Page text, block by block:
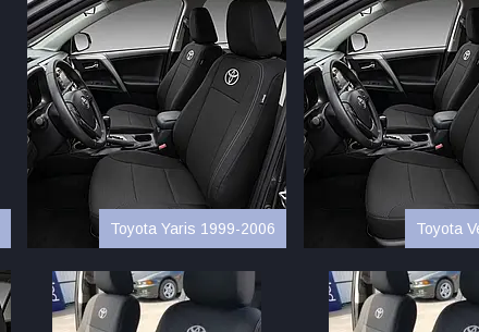
Toyota Yaris 1999-2006 Toyota